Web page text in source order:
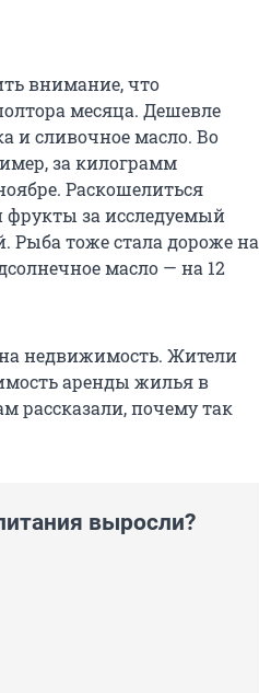
внимание, что
месяца. Дешевле
и сливочное масло. Во
за килограмм
Раскошелиться
фрукты за исследуемый
Рыба тоже стала дороже на
масло — на 12
недвижимость. Жители
аренды жилья в
рассказали, почему так
выросли?